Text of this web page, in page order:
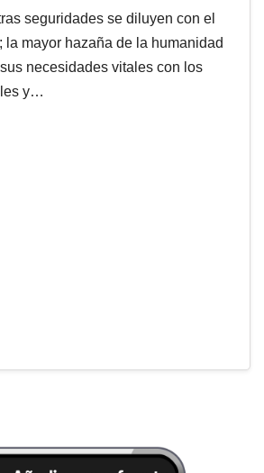
seguridades se diluyen con el
la mayor hazaña de la humanidad
necesidades vitales con los
y…